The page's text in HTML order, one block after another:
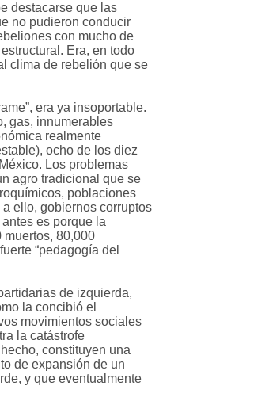
destacarse que las
no pudieron conducir
con mucho de
Era, en todo
clima de rebelión que se
era ya insoportable.
gas, innumerables
realmente
ocho de los diez
Los problemas
agro tradicional que se
poblaciones
ello, gobiernos corruptos
es porque la
80,000
“pedagogía del
de izquierda,
la concibió el
movimientos sociales
la catástrofe
constituyen una
de expansión de un
y que eventualmente